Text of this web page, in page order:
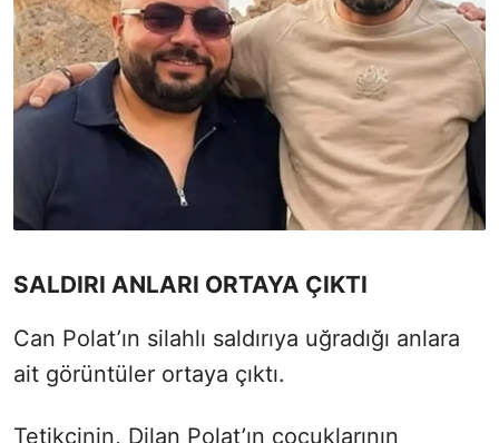
SALDIRI ANLARI ORTAYA ÇIKTI
Can Polat’ın silahlı saldırıya uğradığı anlara
ait görüntüler ortaya çıktı.
Tetikçinin, Dilan Polat’ın çocuklarının